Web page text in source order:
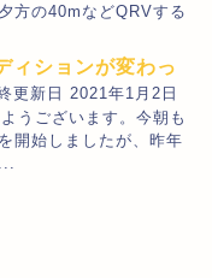
方の40mなどQRVする
ィションが変わっ
新日 2021年1月2日
うございます。今朝も
開始しましたが、昨年